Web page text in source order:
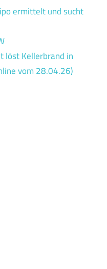
ermittelt und sucht
löst Kellerbrand in
vom 28.04.26)